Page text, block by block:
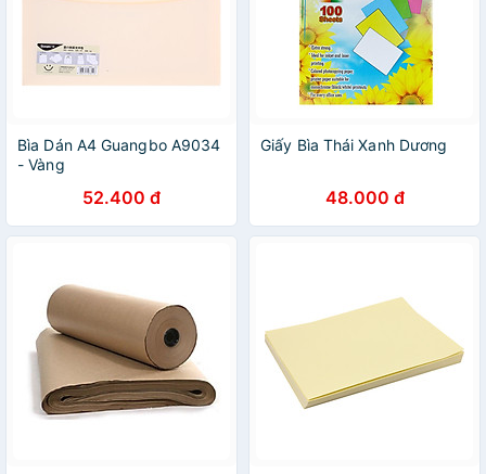
Bìa Dán A4 Guangbo A9034
- Vàng
52.400 đ
Giấy Bìa Thái Xanh Dương
48.000 đ